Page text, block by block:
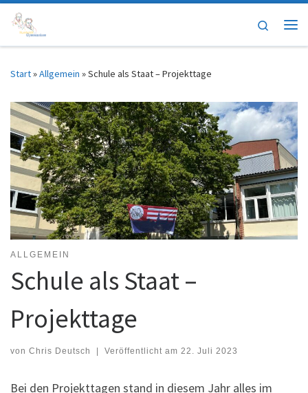
Zum Inhalt springen
Search
Start»Allgemein »Schule als Staat – Projekttage
ALLGEMEIN
Schule als Staat –
Projekttage
von Chris Deutsch Veröffentlicht am 22. Juli 2023
Bei den Projekttagen stand in diesem Jahr alles im